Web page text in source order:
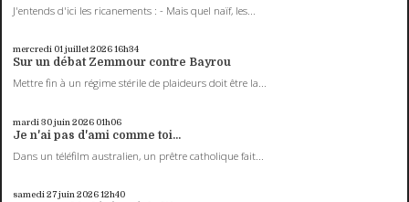
J'entends d'ici les ricanements : - Mais quel naïf, les...
mercredi 01 juillet 202616h34
Sur un débat Zemmour contre Bayrou
Mettre fin à un régime stérile de plaideurs doit être la...
mardi 30juin 2026 01h06
Je n'ai pas d'ami comme toi...
Dans un téléfilm australien, un prêtre catholique fait...
samedi 27juin 202612h40